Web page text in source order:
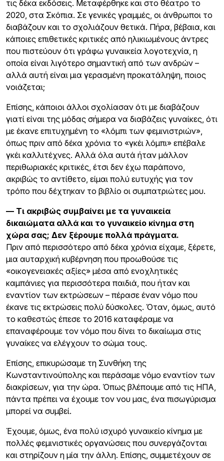
τις δέκα εκδόσεις. Μεταφέρθηκε και στο θέατρο το
2020, στα Σκόπια. Σε γενικές γραμμές, οι άνθρωποι το
διαβάζουν και το σχολιάζουν θετικά. Πήρα, βέβαια, και
κάποιες επιθετικές κριτικές από ηλικιωμένους άντρες
που πιστεύουν ότι γράφω γυναικεία λογοτεχνία, η
οποία είναι λιγότερο σημαντική από των ανδρών –
αλλά αυτή είναι μια γερασμένη προκατάληψη, ποιος
νοιάζεται;
Επίσης, κάποιοι άλλοι σχολίασαν ότι με διαβάζουν
γιατί είναι της μόδας σήμερα να διαβάζεις γυναίκες, ότι
με έκανε επιτυχημένη το «λόμπι των φεμινιστριών»,
όπως πριν από δέκα χρόνια το «γκέι λόμπι» επέβαλε
γκέι καλλιτέχνες. Αλλά όλα αυτά ήταν μάλλον
περιθωριακές κριτικές, έτσι δεν έχω παράπονο,
ακριβώς το αντίθετο, είμαι πολύ ευτυχής για τον
τρόπο που δέχτηκαν το βιβλίο οι συμπατριώτες μου.
— Τι ακριβώς συμβαίνει με τα γυναικεία
δικαιώματα αλλά και το γυναικείο κίνημα στη
χώρα σας; Δεν ξέρουμε πολλά πράγματα.
Πριν από περισσότερο από δέκα χρόνια είχαμε, ξέρετε,
μια αυταρχική κυβέρνηση που προωθούσε τις
«οικογενειακές αξίες» μέσα από ενοχλητικές
καμπάνιες για περισσότερα παιδιά, που ήταν και
εναντίον των εκτρώσεων – πέρασε έναν νόμο που
έκανε τις εκτρώσεις πολύ δύσκολες. Όταν, όμως, αυτό
το καθεστώς έπεσε το 2016 καταφέραμε να
επαναφέρουμε τον νόμο που δίνει το δικαίωμα στις
γυναίκες να ελέγχουν το σώμα τους.
Επίσης, επικυρώσαμε τη Συνθήκη της
Κωνσταντινούπολης και περάσαμε νόμο εναντίον των
διακρίσεων, για την ώρα. Όπως βλέπουμε από τις ΗΠΑ,
πάντα πρέπει να έχουμε τον νου μας, ένα πισωγύρισμα
μπορεί να συμβεί.
Έχουμε, όμως, ένα πολύ ισχυρό γυναικείο κίνημα με
πολλές φεμινιστικές οργανώσεις που συνεργάζονται
και στηρίζουν η μία την άλλη. Επίσης, συμμετέχουν σε